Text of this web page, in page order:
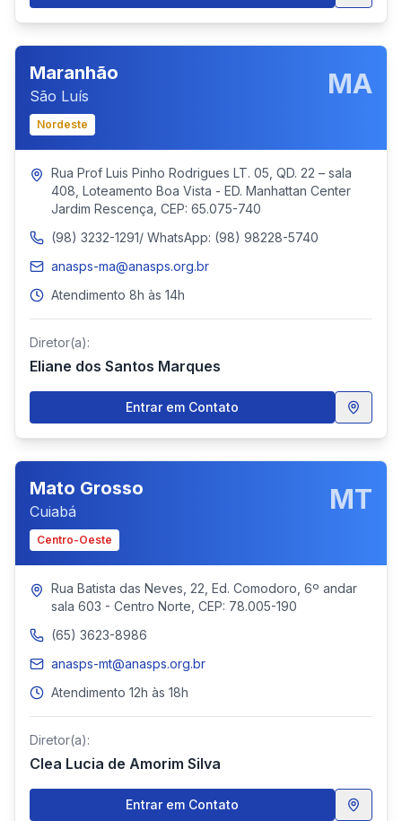
Maranhão
São Luís MA
Nordeste
Rua Prof Luis Pinho Rodrigues LT. 05, QD. 22 – sala
408, Loteamento Boa Vista - ED. Manhattan Center
Jardim Rescença, CEP: 65.075-740
(98) 3232-1291/ WhatsApp: (98) 98228-5740
anasps-ma@anasps.org.br
Atendimento 8h às 14h
Diretor(a):
Eliane dos Santos Marques
Entrar em Contato
Mato Grosso
Cuiabá MT
Centro-Oeste
Rua Batista das Neves, 22, Ed. Comodoro, 6º andar
sala 603 - Centro Norte, CEP: 78.005-190
(65) 3623-8986
anasps-mt@anasps.org.br
Atendimento 12h às 18h
Diretor(a):
Clea Lucia de Amorim Silva
Entrar em Contato